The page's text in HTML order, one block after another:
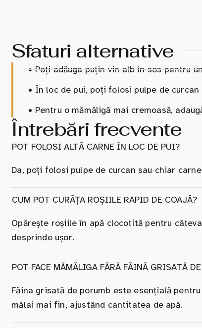
Sfaturi alternative
•Poți adăuga puțin vin alb în sos pentru
•În loc de pui, poți folosi pulpe de
• Pentru o mămăligă mai cremoasă,
Întrebări frecvente
POT FOLOSI ALTĂ CARNE ÎN LOC DE PUI?
Da, poți folosi pulpe de curcan sau chiar
CUM POT CURĂȚA ROȘIILE RAPID DE COAJĂ?
Opărește roșiile în apă clocotită pentru
desprinde ușor.
POT FACE MĂMĂLIGA FĂRĂ FĂINĂ GRISATĂ
Făina grisată de porumb este esențială
mălai mai fin, ajustând cantitatea de apă.